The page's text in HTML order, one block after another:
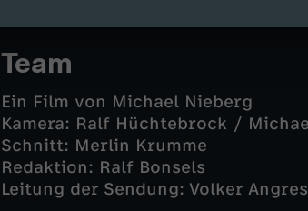
Team
Ein Film von Michael Nieberg
Kamera: Ralf Hüchtebrock /
Schnitt: Merlin Krumme
Redaktion: Ralf Bonsels
Leitung der Sendung: Volker Angres